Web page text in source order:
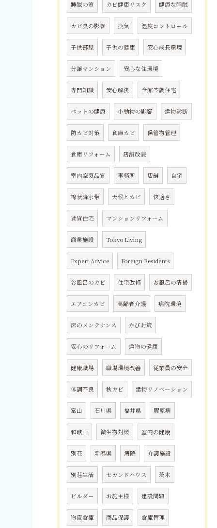
睡眠の質 カビ健康リスク 健康な睡眠
カビ臭の影響 換気 湿度コントロール
子供部屋 子供の健康 安心成長環境
分譲マンション 安心な住環境
専門知識 安心解決 全館空調住宅
ペットの健康 小動物の影響 建物診断
防カビ対策 倉庫カビ 保管物管理
倉庫リフォーム 店舗改装
室内空気品質 事務所 店舗 自宅
線状降水帯 天候とカビ 快適さ
賃貸住宅 マンションリフォーム
商業施設 Tokyo Living
Expert Advice Foreign Residents
お風呂のカビ 住宅改修 お風呂の清掃
エアコンカビ 高齢者介護 病院環境
床のメンテナンス かび対策
安心のリフォーム 建物の健康
健康職場 職場環境改善 従業員の安全
体調不良 秋カビ 建物リノベーション
富山 石川県 福井県 膠原病
和歌山 微生物対策 室内の健康
別荘 新潟県 病院 介護施設
別荘生活 セカンドハウス 茨木
ビルダー お施主様 建設問題
物流倉庫 商品保護 倉庫管理